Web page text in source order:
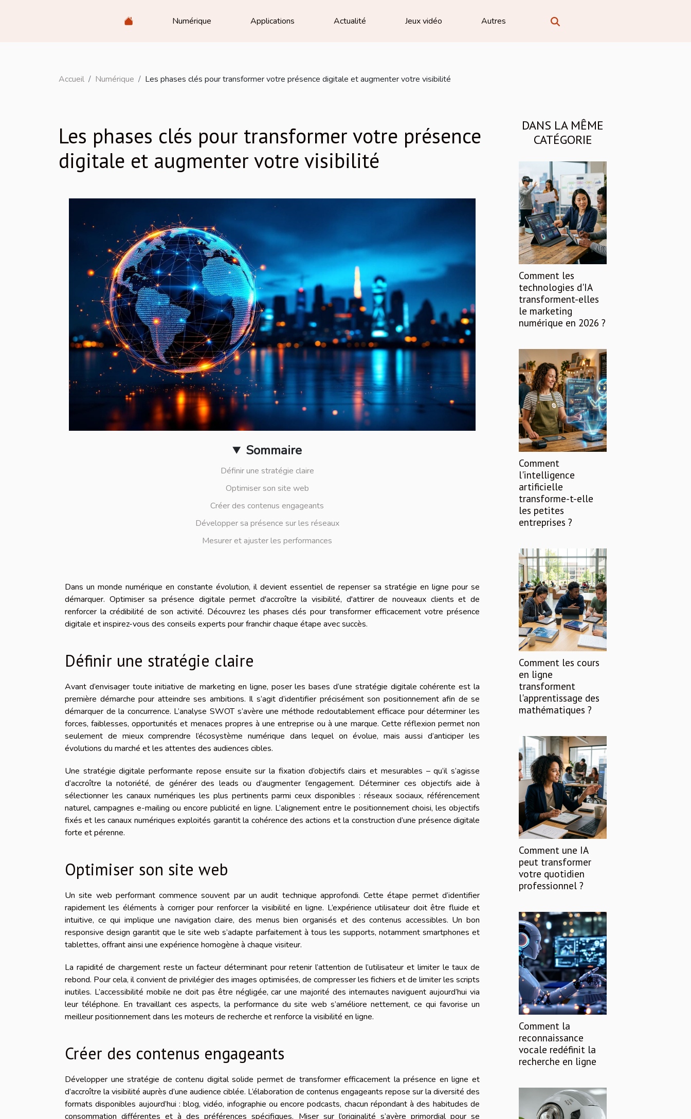
Numérique Applications Actualité Jeux vidéo Autres
Accueil Numérique Les phases clés pour transformer votre présence digitale et augmenter votre visibilité
Les phases clés pour transformer votre présence
digitale et augmenter votre visibilité
Sommaire
Définir une stratégie claire
Optimiser son site web
Créer des contenus engageants
Développer sa présence sur les réseaux
Mesurer et ajuster les performances
Dans un monde numérique en constante évolution, il devient essentiel de repenser sa stratégie en ligne pour se
démarquer. Optimiser sa présence digitale permet d'accroître la visibilité, d'attirer de nouveaux clients et de
renforcer la crédibilité de son activité. Découvrez les phases clés pour transformer efficacement votre présence
digitale et inspirez-vous des conseils experts pour franchir chaque étape avec succès.
Définir une stratégie claire
Avant d’envisager toute initiative de marketing en ligne, poser les bases d’une stratégie digitale cohérente est la
première démarche pour atteindre ses ambitions. Il s’agit d’identifier précisément son positionnement afin de se
démarquer de la concurrence. L’analyse SWOT s’avère une méthode redoutablement efficace pour déterminer les
forces, faiblesses, opportunités et menaces propres à une entreprise ou à une marque. Cette réflexion permet non
seulement de mieux comprendre l’écosystème numérique dans lequel on évolue, mais aussi d’anticiper les
évolutions du marché et les attentes des audiences cibles.
Une stratégie digitale performante repose ensuite sur la fixation d’objectifs clairs et mesurables – qu’il s’agisse
d’accroître la notoriété, de générer des leads ou d’augmenter l’engagement. Déterminer ces objectifs aide à
sélectionner les canaux numériques les plus pertinents parmi ceux disponibles : réseaux sociaux, référencement
naturel, campagnes e-mailing ou encore publicité en ligne. L’alignement entre le positionnement choisi, les objectifs
fixés et les canaux numériques exploités garantit la cohérence des actions et la construction d’une présence digitale
forte et pérenne.
Optimiser son site web
Un site web performant commence souvent par un audit technique approfondi. Cette étape permet d’identifier
rapidement les éléments à corriger pour renforcer la visibilité en ligne. L’expérience utilisateur doit être fluide et
intuitive, ce qui implique une navigation claire, des menus bien organisés et des contenus accessibles. Un bon
responsive design garantit que le site web s’adapte parfaitement à tous les supports, notamment smartphones et
tablettes, offrant ainsi une expérience homogène à chaque visiteur.
La rapidité de chargement reste un facteur déterminant pour retenir l’attention de l’utilisateur et limiter le taux de
rebond. Pour cela, il convient de privilégier des images optimisées, de compresser les fichiers et de limiter les scripts
inutiles. L’accessibilité mobile ne doit pas être négligée, car une majorité des internautes naviguent aujourd’hui via
leur téléphone. En travaillant ces aspects, la performance du site web s’améliore nettement, ce qui favorise un
meilleur positionnement dans les moteurs de recherche et renforce la visibilité en ligne.
Créer des contenus engageants
Développer une stratégie de contenu digital solide permet de transformer efficacement la présence en ligne et
d’accroître la visibilité auprès d’une audience ciblée. L’élaboration de contenus engageants repose sur la diversité des
formats disponibles aujourd’hui : blog, vidéo, infographie ou encore podcasts, chacun répondant à des habitudes de
consommation différentes et à des préférences spécifiques. Miser sur l’originalité s’avère primordial pour se
DANS LA MÊME
CATÉGORIE
Comment les
technologies d'IA
transforment-elles
le marketing
numérique en 2026 ?
Comment
l'intelligence
artificielle
transforme-t-elle
les petites
entreprises ?
Comment les cours
en ligne
transforment
l'apprentissage des
mathématiques ?
Comment une IA
peut transformer
votre quotidien
professionnel ?
Comment la
reconnaissance
vocale redéfinit la
recherche en ligne